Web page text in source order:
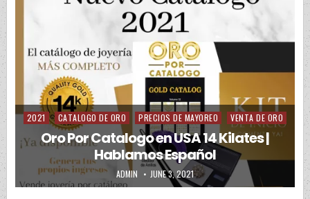
Posted in
2021 CATALOGO DE ORO PRECIOS DE MAYOREO VENTA DE ORO
Oro Por Catalogo en USA 14 Kilates |
Hablamos Español
AUTHOR:
ADMIN PUBLISHED DATE:
JUNE 3, 2021